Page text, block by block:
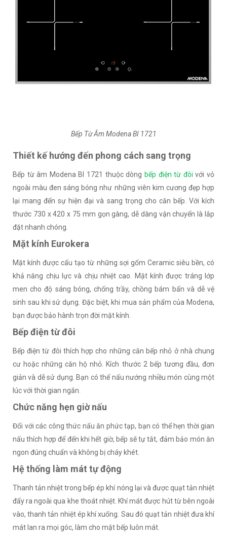
Bếp Từ Âm Modena BI 1721
Thiết kế hướng đến phong cách sang trọng
Bếp từ âm Modena BI 1721 thuộc dòng bếp điện từ đôi với vỏ
ngoài màu đen sáng bóng như những viên kim cương đẹp hợp
lại mang đến sự hiện đại và sang trọng cho căn bếp. Với kích
thước 730 x 420 x 75 mm gọn gàng, dễ dàng vận chuyển là lắp
đặt nhanh chóng.
Mặt kính Eurokera
Mặt kính được cấu tạo từ những sợi gốm Ceramic siêu bền, có
khả năng chịu lực và chịu nhiệt cao. Mặt kính được tráng lớp
men cho độ sáng bóng, chống trầy, chồng bám bẩn và dễ vệ
sinh sau khi sử dụng. Đặc biệt, khi mua sản phẩm của Modena,
bạn được bảo hành trọn đời mặt kính.
Bếp điện từ đôi
Bếp điện từ đôi thích hợp cho những căn bếp nhỏ ở nhà chung
cư hoặc những căn hộ nhỏ. Kích thước 2 bếp tương đầu, đơn
giản và dễ sử dụng. Bạn có thể nấu nướng nhiều món cùng một
lúc với thời gian ngắn.
Chức năng hẹn giờ nấu
Đối với các công thức nấu ăn phức tạp, bạn có thể hẹn thời gian
nấu thích hợp để đến khi hết giờ, bếp sẽ tự tắt, đảm bảo món ăn
ngon đúng chuẩn và không bị cháy khét.
Hệ thống làm mát tự động
Thanh tản nhiệt trong bếp ép khí nóng lại và được quạt tản nhiệt
đẩy ra ngoài qua khe thoát nhiệt. Khí mát được hút từ bên ngoài
vào, thanh tản nhiệt ép khí xuống. Sau đó quạt tản nhiệt đưa khí
mát lan ra mọi góc, làm cho mặt bếp luôn mát.